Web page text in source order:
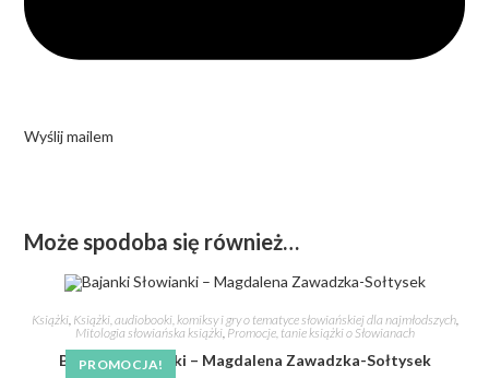
Wyślij mailem
Może spodoba się również…
PROMOCJA!
Książki, Książki, audiobooki, komiksy i gry o tematyce słowiańskiej dla najmłodszych,
Mitologia słowiańska książki, Promocje, tanie książki o Słowianach
Bajanki Słowianki – Magdalena Zawadzka-Sołtysek